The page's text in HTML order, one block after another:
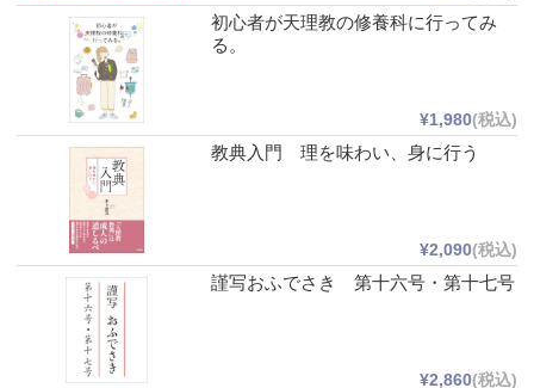
初心者が天理教の修養科に行ってみ
る。
¥1,980(税込)
教典入門 理を味わい、身に行う
¥2,090(税込)
謹写おふでさき 第十六号・第十七号
¥2,860(税込)